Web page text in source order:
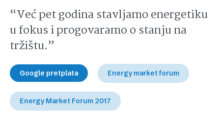
“Već pet godina stavljamo energetiku
u fokus i progovaramo o stanju na
tržištu.”
Google pretplata Energy market forum
Energy Market Forum 2017